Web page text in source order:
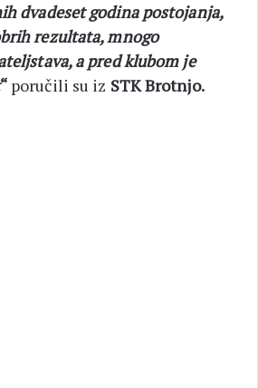
dvadeset godina postojanja,
rezultata, mnogo
a pred klubom je
“poručili su iz STK Brotnjo.